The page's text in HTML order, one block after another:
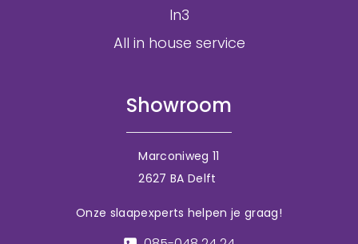
In3
All in house service
Showroom
Marconiweg 11
2627 BA Delft
Onze slaapexperts helpen je graag!